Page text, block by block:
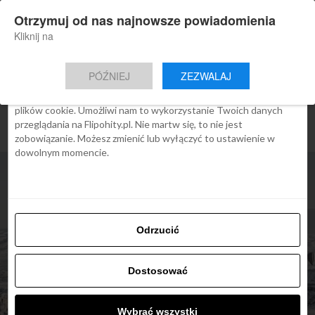
Nowa aplikacja Flipohity
Aktualne wiadomości, artykuły, TOP
Instalacja
ARTYKUŁY
Zgoda Szczegóły O cookies
Ta strona używa plików cookies
We Flipo robimy wszystko, aby pokazać Ci tylko te treści, które
plików cookie. Umożliwi nam to wykorzystanie Twoich danych
przeglądania na Flipohity.pl. Nie martw się, to nie jest
zobowiązanie. Możesz zmienić lub wyłączyć to ustawienie w
dowolnym momencie.
Odrzucić
Dostosować
Wybrać wszystki
Otrzymuj od nas najnowsze powiadomienia
Kliknij na
PÓŹNIEJ ZEZWALAJ